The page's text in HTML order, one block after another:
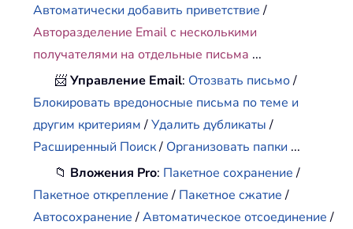
Автоматически добавить приветствие/
Авторазделение Email с несколькими
получателями на отдельные письма ...
📨Управление Email: Отозвать письмо/
Блокировать вредоносные письма по теме и
другим критериям/Удалить дубликаты/
Расширенный Поиск/ Организовать папки ...
📁 Вложения Pro: Пакетное сохранение/
Пакетное открепление/ Пакетное сжатие/
Автосохранение/Автоматическое отсоединение/